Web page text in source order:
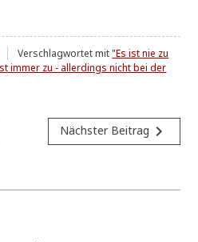
Verschlagwortet mit"Es ist nie zu
immer zu - allerdings nicht bei der
Nächster Beitrag navigate_next